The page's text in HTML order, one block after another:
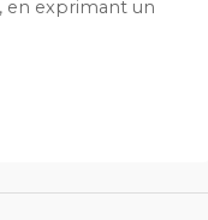
en exprimant un